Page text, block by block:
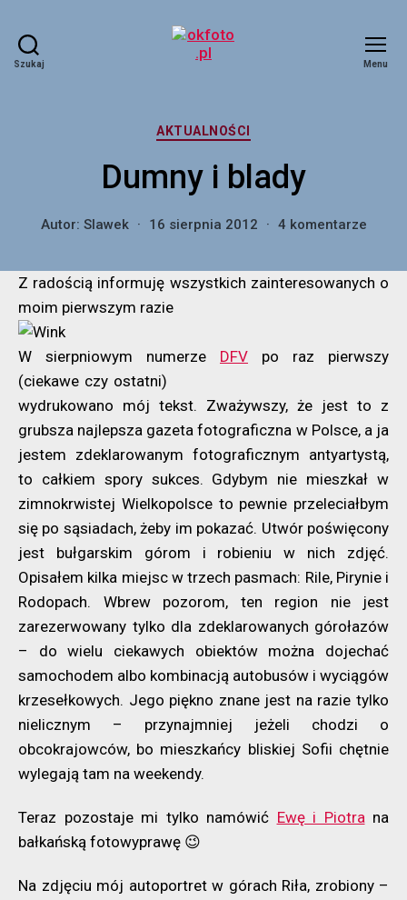
Szukaj Menu
Kategorie
AKTUALNOŚCI
Dumny i blady
Autor: Slawek 16 sierpnia 2012 4 komentarzedo
blady
Z radością informuję wszystkich zainteresowanych o
moim pierwszym razie
W sierpniowym numerze DFV po raz pierwszy
(ciekawe czy ostatni)
wydrukowano mój tekst. Zważywszy, że jest to z
grubsza najlepsza gazeta fotograficzna w Polsce, a ja
jestem zdeklarowanym fotograficznym antyartystą,
to całkiem spory sukces. Gdybym nie mieszkał w
zimnokrwistej Wielkopolsce to pewnie przeleciałbym
się po sąsiadach, żeby im pokazać. Utwór poświęcony
jest bułgarskim górom i robieniu w nich zdjęć.
Opisałem kilka miejsc w trzech pasmach: Rile, Pirynie i
Rodopach. Wbrew pozorom, ten region nie jest
zarezerwowany tylko dla zdeklarowanych górołazów
– do wielu ciekawych obiektów można dojechać
samochodem albo kombinacją autobusów i wyciągów
krzesełkowych. Jego piękno znane jest na razie tylko
nielicznym – przynajmniej jeżeli chodzi o
obcokrajowców, bo mieszkańcy bliskiej Sofii chętnie
wylegają tam na weekendy.
Teraz pozostaje mi tylko namówić Ewę i Piotra na
bałkańską fotowyprawę 😉
Na zdjęciu mój autoportret w górach Riła, zrobiony –